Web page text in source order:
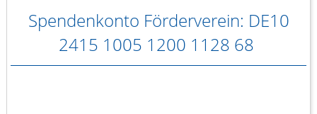
Spendenkonto Förderverein: DE10
2415 1005 1200 1128 68